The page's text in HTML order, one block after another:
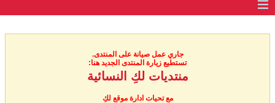
جاري عمل صيانة على المنتدى.
تستطيع زيارة المنتدى الجديد هنا:
منتديات لكِ النسائية
مع تحيات ادارة موقع لكِ